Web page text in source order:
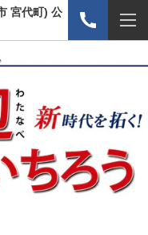
宮代町) 公